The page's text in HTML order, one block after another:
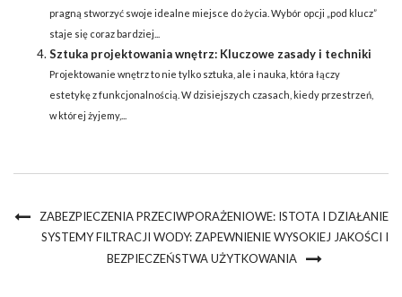
pragną stworzyć swoje idealne miejsce do życia. Wybór opcji „pod klucz”
staje się coraz bardziej...
Sztuka projektowania wnętrz: Kluczowe zasady i techniki
Projektowanie wnętrz to nie tylko sztuka, ale i nauka, która łączy
estetykę z funkcjonalnością. W dzisiejszych czasach, kiedy przestrzeń,
w której żyjemy,...
ZABEZPIECZENIA PRZECIWPORAŻENIOWE: ISTOTA I DZIAŁANIE
SYSTEMY FILTRACJI WODY: ZAPEWNIENIE WYSOKIEJ JAKOŚCI I
BEZPIECZEŃSTWA UŻYTKOWANIA